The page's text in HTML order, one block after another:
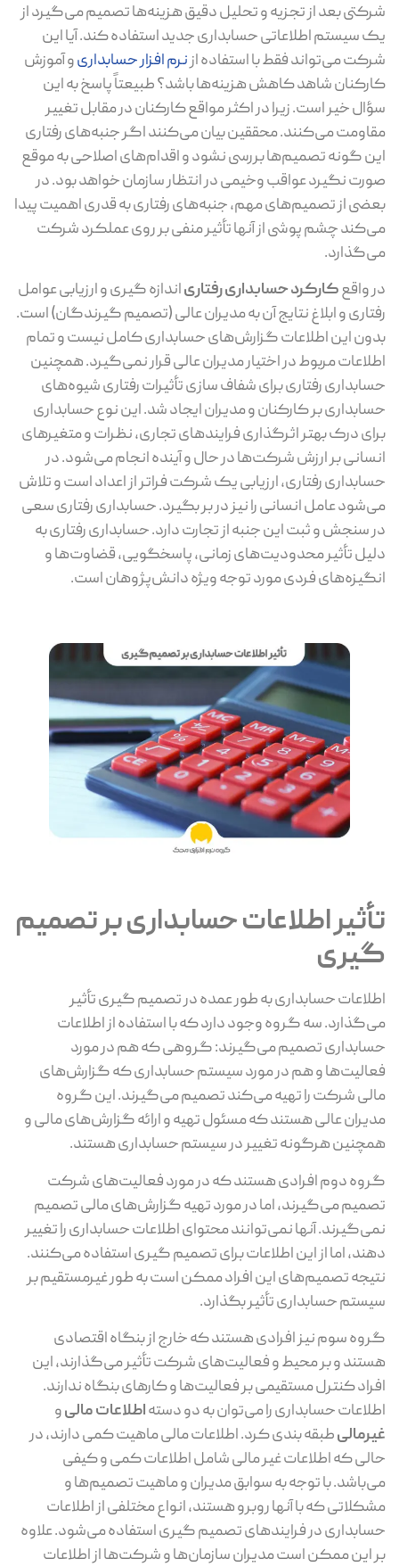
شرکتی بعد از تجزیه و تحلیل دقیق هزینه‌ها تصمیم می‌گیرد از
یک سیستم اطلاعاتی حسابداری جدید استفاده کند. آیا این
شرکت می‌تواند فقط با استفاده ازنرم‌ افزار حسابداریو آموزش
کارکنان شاهد کاهش هزینه‌ها باشد؟ طبیعتاً پاسخ به این
سؤال خیر است. زیرا در اکثر مواقع کارکنان در مقابل تغییر
مقاومت می‌کنند. محققین بیان می‌کنند اگر جنبه‌های رفتاری
این گونه تصمیم‌ها بررسی نشود و اقدام‌های اصلاحی به موقع
صورت نگیرد عواقب وخیمی در انتظار سازمان خواهد بود. در
بعضی از تصمیم‌های مهم، جنبه‌های رفتاری به قدری اهمیت پیدا
می‌کند چشم پوشی از آنها تأثیر منفی بر روی عملکرد شرکت
می‌گذارد.
در واقعکارکرد حسابداری رفتاریاندازه گیری و ارزیابی عوامل
رفتاری و ابلاغ نتایج آن به مدیران عالی (تصمیم گیرندگان) است.
بدون این اطلاعات گزارش‌های حسابداری کامل نیست و تمام
اطلاعات مربوط در اختیار مدیران عالی قرار نمی‌گیرد. همچنین
حسابداری رفتاری برای شفاف سازی تأثیرات رفتاری شیوه‌های
حسابداری بر کارکنان و مدیران ایجاد شد. این نوع حسابداری
برای درک بهتر اثرگذاری فرایندهای تجاری، نظرات و متغیرهای
انسانی بر ارزش شرکت‌ها در حال و آینده انجام می‌شود. در
حسابداری رفتاری، ارزیابی یک شرکت فراتر از اعداد است و تلاش
می‌شود عامل انسانی را نیز در بر بگیرد. حسابداری رفتاری سعی
در سنجش و ثبت این جنبه از تجارت دارد. حسابداری رفتاری به
دلیل تأثیر محدودیت‌های زمانی، پاسخگویی، قضاوت‌ها و
انگیزه‌های فردی مورد توجه ویژه دانش‌پژوهان است.
تأثیر اطلاعات حسابداری بر تصمیم
گیری
اطلاعات حسابداری به طور عمده در تصمیم گیری تأثیر
می‌گذارد. سه گروه وجود دارد که با استفاده از اطلاعات
حسابداری تصمیم می‌گیرند: گروهی که هم در مورد
فعالیت‌ها و هم در مورد سیستم حسابداری که گزارش‌های
مالی شرکت را تهیه می‌کند تصمیم می‌گیرند. این گروه
مدیران عالی هستند که مسئول تهیه و ارائه گزارش‌های مالی و
همچنین هرگونه تغییر در سیستم حسابداری هستند.
گروه دوم افرادی هستند که در مورد فعالیت‌های شرکت
تصمیم می‌گیرند، اما در مورد تهیه گزارش‌های مالی تصمیم
نمی‌گیرند. آنها نمی‌توانند محتوای اطلاعات حسابداری را تغییر
دهند، اما از این اطلاعات برای تصمیم گیری استفاده می‌کنند.
نتیجه تصمیم‌های این افراد ممکن است به طور غیرمستقیم بر
سیستم حسابداری تأثیر بگذارد.
گروه سوم نیز افرادی هستند که خارج از بنگاه اقتصادی
هستند و بر محیط و فعالیت‌های شرکت تأثیر می‌گذارند، این
افراد کنترل مستقیمی بر فعالیت‌ها و کارهای بنگاه ندارند.
اطلاعات حسابداری را می‌توان به دو دستهاطلاعات مالیو
غیرمالیطبقه بندی کرد. اطلاعات مالی ماهیت کمی دارند، در
حالی که اطلاعات غیر مالی شامل اطلاعات کمی و کیفی
می‌باشد. با توجه به سوابق مدیران و ماهیت تصمیم‌ها و
مشکلاتی که با آنها روبرو هستند، انواع مختلفی از اطلاعات
حسابداری در فرایندهای تصمیم گیری استفاده می‌شود. علاوه
بر این ممکن است مدیران سازمان‌ها و شرکت‌ها از اطلاعات